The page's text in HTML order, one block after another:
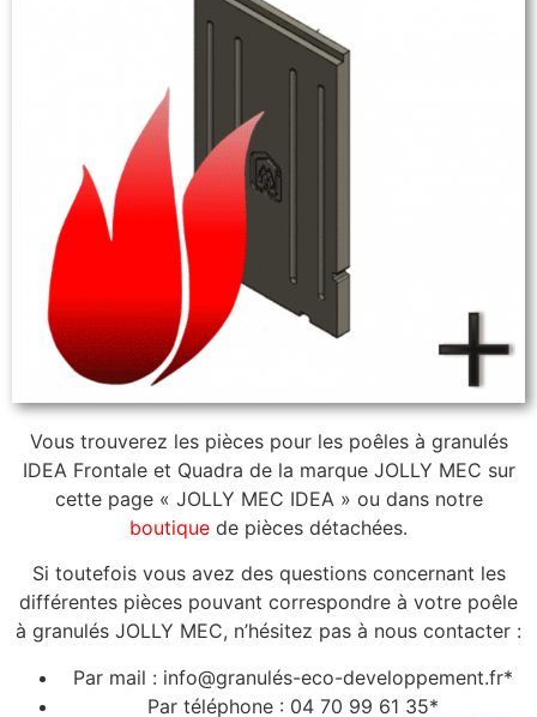
Vous trouverez les pièces pour les poêles à granulés
IDEA Frontale et Quadra de la marque JOLLY MEC sur
cette page « JOLLY MEC IDEA » ou dans notre
boutique de pièces détachées.
Si toutefois vous avez des questions concernant les
différentes pièces pouvant correspondre à votre poêle
à granulés JOLLY MEC, n’hésitez pas à nous contacter :
Par mail : info@granulés-eco-developpement.fr*
Par téléphone : 04 70 99 61 35*